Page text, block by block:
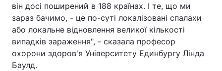
він досі поширений в 188 країнах. І те, що ми
зараз бачимо, - це по-суті локалізовані спалахи
або локальне відновлення великої кількості
випадків зараження", - сказала професор
охорони здоров'я Університету Единбургу Лінда
Баулд.